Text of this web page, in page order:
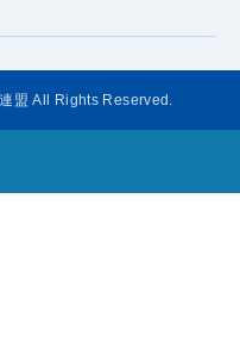
盟 All Rights Reserved.